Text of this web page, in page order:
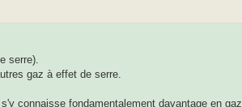
serre).
gaz à effet de serre.
connaisse fondamentalement davantage en gaz